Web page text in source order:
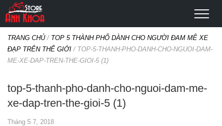
TRANG CHỦ/ TOP 5 THÀNH PHỐ DÀNH CHO NGƯỜI ĐAM MÊ XE
ĐẠP TRÊN THẾ GIỚI / TOP-5-THANH-PHO-DANH-CHO-NGUOI-DAM-
ME-XE-DAP-TREN-THE-GIOI-5 (1)
top-5-thanh-pho-danh-cho-nguoi-dam-me-
xe-dap-tren-the-gioi-5 (1)
Tháng 5 7, 2018